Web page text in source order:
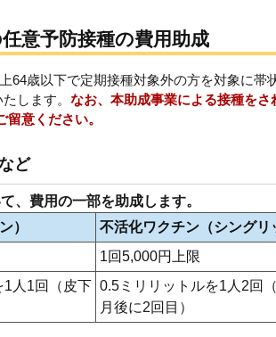
意予防接種の費用助成
64歳以下で定期接種対象外の方を対象に帯
します。 なお、本助成事業による接種を
意ください。
ど
、費用の一部を助成します。
）
不活化ワクチン（シングリ
1回5,000円上限
1人1回（皮下 0.5ミリリットルを1人2回
月後に2回目）